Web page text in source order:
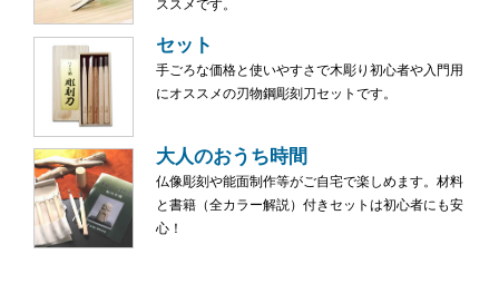
ススメです。
セット
手ごろな価格と使いやすさで木彫り初心者や入門用
にオススメの刃物鋼彫刻刀セットです。
大人のおうち時間
仏像彫刻や能面制作等がご自宅で楽しめます。材料
と書籍（全カラー解説）付きセットは初心者にも安
心！